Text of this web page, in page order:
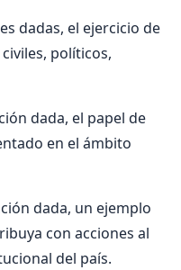
dadas, el ejercicio de
políticos,
dada, el papel de
en el ámbito
dada, un ejemplo
con acciones al
del país.